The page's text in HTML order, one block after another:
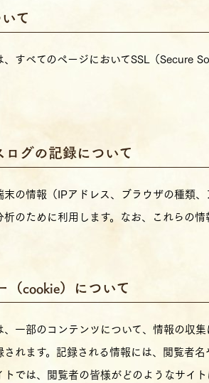
て
、すべてのページにおいてSSL（Secure
ログの記録について
末の情報（IPアドレス、ブラウザの種類
のために利用します。なお、これらの
（cookie）について
、一部のコンテンツについて、情報の収
されます。記録される情報には、閲覧者
トでは、閲覧者の皆様がどのようなサイ